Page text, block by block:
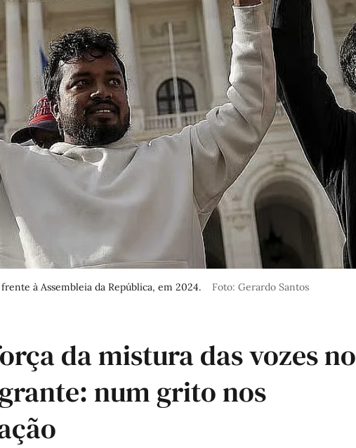
à Assembleia da República, em 2024. Foto: Gerardo Santos
da mistura das vozes no
num grito nos